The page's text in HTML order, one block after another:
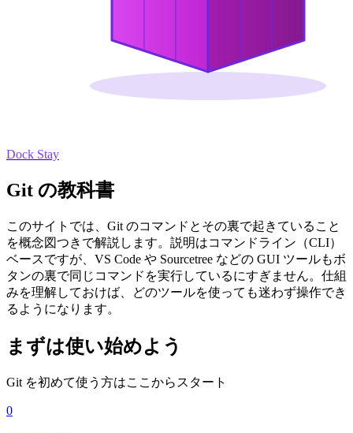
Dock Stay
Git の教科書
このサイトでは、Git のコマンドとその裏で起きていること
を概念図つきで解説します。説明はコマンドライン（CLI）
ベースですが、VS Code や Sourcetree などの GUI ツールもボ
タンの裏で同じコマンドを実行しているにすぎません。仕組
みを理解しておけば、どのツールを使っても迷わず操作でき
るようになります。
まずは使い始めよう
Git を初めて使う方はここからスタート
0